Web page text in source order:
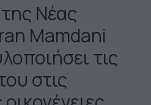
Νέας
Mamdani
τις
στις